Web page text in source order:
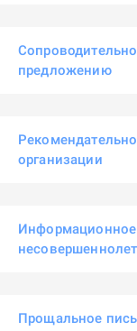
предложению
организации
Прощальное